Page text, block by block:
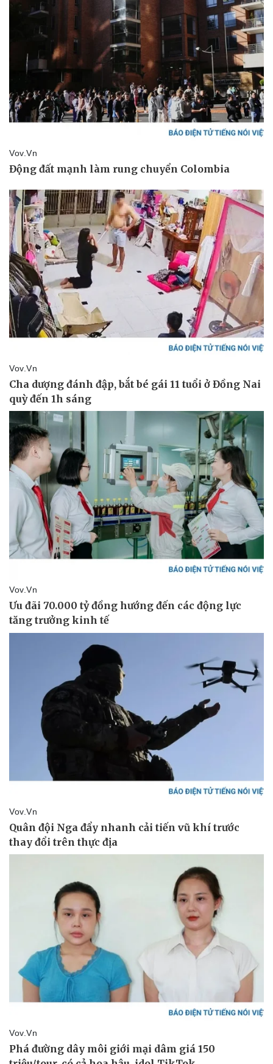
Thể thao
Bóng đá
Lịch thi đấu bóng đá
Thế giới thể thao
eSports
Hậu trường
Ô tô - Xe máy
Ô tô
Xe máy
Tư vấn
Thông tin doanh nghiệp
Doanh nghiệp 24h
Doanh nhân
Công nghệ
Tin Công nghệ
Trải nghiệm